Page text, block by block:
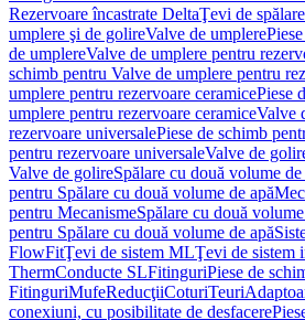
Rezervoare încastrate DeltaŢevi de spălare
umplere şi de golireValve de umplere
de umplereValve de umplere pentru
schimb pentru Valve de umplere pentru
umplere pentru rezervoare ceramicePiese
umplere pentru rezervoare ceramiceValve
rezervoare universalePiese de schimb
pentru rezervoare universaleValve de
Valve de golireSpălare cu două volume de
pentru Spălare cu două volume de apă
pentru MecanismeSpălare cu două
pentru Spălare cu două volume de apă
FlowFitŢevi de sistem MLŢevi de sistem
ThermConducte SLFitinguriPiese de
FitinguriMufeReducţiiCoturiTeuri
conexiuni, cu posibilitate de desfacere